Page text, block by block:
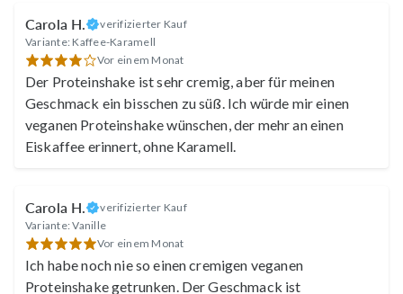
Carola H.
verifizierter Kauf
Variante: Kaffee-Karamell
Vor einem Monat
Der Proteinshake ist sehr cremig, aber für meinen
Geschmack ein bisschen zu süß. Ich würde mir einen
veganen Proteinshake wünschen, der mehr an einen
Eiskaffee erinnert, ohne Karamell.
Carola H.
verifizierter Kauf
Variante: Vanille
Vor einem Monat
Ich habe noch nie so einen cremigen veganen
Proteinshake getrunken. Der Geschmack ist